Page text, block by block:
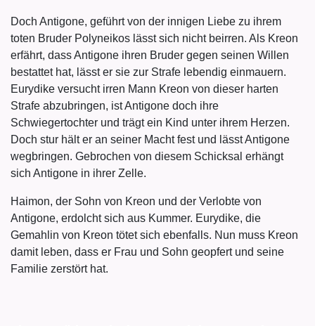
Doch Antigone, geführt von der innigen Liebe zu ihrem
toten Bruder Polyneikos lässt sich nicht beirren. Als Kreon
erfährt, dass Antigone ihren Bruder gegen seinen Willen
bestattet hat, lässt er sie zur Strafe lebendig einmauern.
Eurydike versucht irren Mann Kreon von dieser harten
Strafe abzubringen, ist Antigone doch ihre
Schwiegertochter und trägt ein Kind unter ihrem Herzen.
Doch stur hält er an seiner Macht fest und lässt Antigone
wegbringen. Gebrochen von diesem Schicksal erhängt
sich Antigone in ihrer Zelle.
Haimon, der Sohn von Kreon und der Verlobte von
Antigone, erdolcht sich aus Kummer. Eurydike, die
Gemahlin von Kreon tötet sich ebenfalls. Nun muss Kreon
damit leben, dass er Frau und Sohn geopfert und seine
Familie zerstört hat.